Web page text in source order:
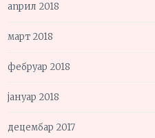
април 2018
март 2018
фебруар 2018
јануар 2018
децембар 2017